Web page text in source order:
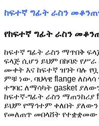
ከፍተኛ ግፊት ራስን
የከፍተኛ ግፊት ራስን
ከፍተኛ ግፊት ራስን ማጥበቅ
ፍላጅ ሲሆን ይህም በከባድ
ሙቀት እና ከፍተኛ ዝገት ባሉ
ምቹ ነው. ባህላዊ flange
ተግባር ለማሳካት gasket
ከፍተኛ-ግፊት ራስን ማጠንከሪያ
ይህም የማኅተም ቀለበት
የመለጠጥ መበላሸት